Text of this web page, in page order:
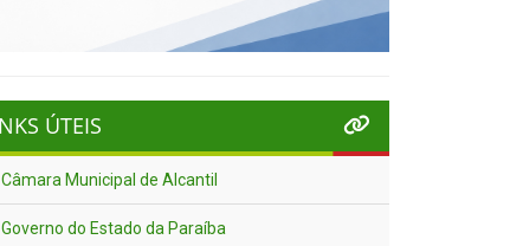
ÚTEIS
Câmara Municipal de Alcantil
Governo do Estado da Paraíba